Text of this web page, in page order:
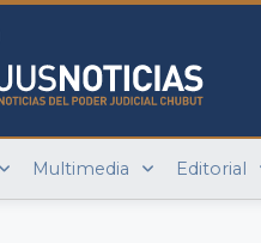
Multimedia Editorial